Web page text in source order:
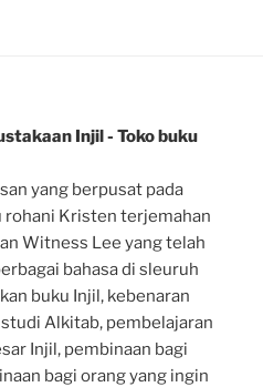
Injil - Toko buku
yang berpusat pada
Kristen terjemahan
Witness Lee yang telah
bahasa di sleuruh
buku Injil, kebenaran
Alkitab, pembelajaran
Injil, pembinaan bagi
bagi orang yang ingin